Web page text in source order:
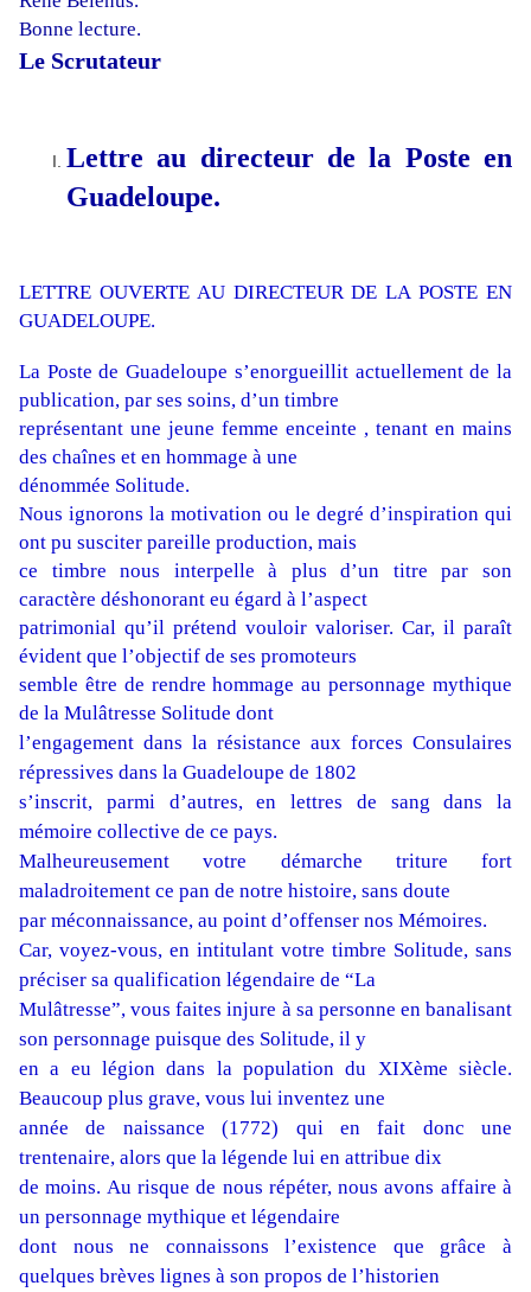
Bonne lecture.
Le Scrutateur
Lettre au directeur de la Poste en
Guadeloupe.
LETTRE OUVERTE AU DIRECTEUR DE LA POSTE EN
GUADELOUPE.
La Poste de Guadeloupe s’enorgueillit actuellement de la
publication, par ses soins, d’un timbre
représentant une jeune femme enceinte , tenant en mains
des chaînes et en hommage à une
dénommée Solitude.
Nous ignorons la motivation ou le degré d’inspiration qui
ont pu susciter pareille production, mais
ce timbre nous interpelle à plus d’un titre par son
caractère déshonorant eu égard à l’aspect
patrimonial qu’il prétend vouloir valoriser. Car, il paraît
évident que l’objectif de ses promoteurs
semble être de rendre hommage au personnage mythique
de la Mulâtresse Solitude dont
l’engagement dans la résistance aux forces Consulaires
répressives dans la Guadeloupe de 1802
s’inscrit, parmi d’autres, en lettres de sang dans la
mémoire collective de ce pays.
Malheureusement votre démarche triture fort
maladroitement ce pan de notre histoire, sans doute
par méconnaissance, au point d’offenser nos Mémoires.
Car, voyez-vous, en intitulant votre timbre Solitude, sans
préciser sa qualification légendaire de “La
Mulâtresse”, vous faites injure à sa personne en banalisant
son personnage puisque des Solitude, il y
en a eu légion dans la population du XIXème siècle.
Beaucoup plus grave, vous lui inventez une
année de naissance (1772) qui en fait donc une
trentenaire, alors que la légende lui en attribue dix
de moins. Au risque de nous répéter, nous avons affaire à
un personnage mythique et légendaire
dont nous ne connaissons l’existence que grâce à
quelques brèves lignes à son propos de l’historien